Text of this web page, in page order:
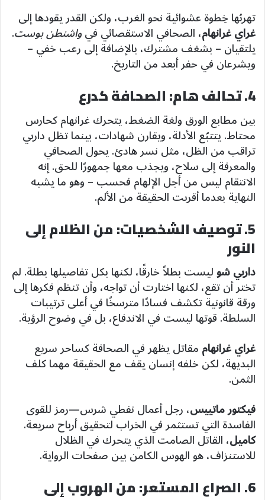
تهربُها خِطوة عشوائية نحو الغرب، ولكن القدر يقودها إلى
غراي غرانهام، الصحافي الاستقصائي فيواشنطن بوست.
يلتقيان – بشغف مشترك، بالإضافة إلى رعب خفي –
ويشرعان في حفر أبعد من التاريخ.
4. تحالف هام: الصحافة كدرع
بين مطابع الورق ولغة الضغط، يتحرك غرانهام كحارس
محتاط. يتتبّع الأدلة، ويقارن شهادات، بينما تظل داربي
تراقب من الظل، مثل نسر هادئ. يحول الصحافي
والمعرفة إلى سلاح، ويجذب معها جمهورًا للحق. إنه
الانتقام ليس من أجل الإلهام فحسب – وهو ما يشبه
النهاية بعدما أقربت الحقيقة من الألم.
5. توصيف الشخصيات: من الظلام إلى
النور
داربي شوليست بطلاً خارقًا، لكنها بكل تفاصيلها بطلة. لم
تختر أن تقع، لكنها اختارت أن تواجه، وأن تنظم فكرها إلى
ورقة قانونية تكشف فسادًا مترسخًا في أعلى ترتيبات
السلطة. قوتها ليست في الاندفاع، بل في وضوح الرؤية.
غراي غرانهاممقاتل يظهر في الصحافة كساحر سريع
البديهة، لكن خلفه إنسان يقف مع الحقيقة مهما كلف
الثمن.
فيكتور ماتييس، رجل أعمال نفطي شرس—رمز للقوى
الفاسدة التي تستثمر في الخراب لتحقيق أرباح سريعة.
كاميل، القاتل الصامت الذي يتحرك في الظلال
للاستنزاف، هو الهوس الكامن بين صفحات الرواية.
6. الصراع المستعر: من الهروب إلى